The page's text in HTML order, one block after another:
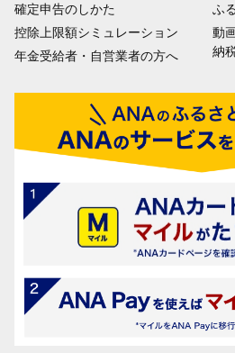
確定申告のしかた
控除上限額シミュレーション
年金受給者・自営業者の方へ
ふ
動
納